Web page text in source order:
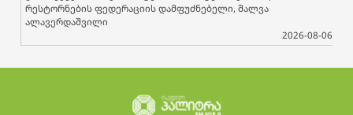
რესტორნების ფედერაციის დამფუძნებელი, შალვა
ალავერდაშვილი
2026-08-06